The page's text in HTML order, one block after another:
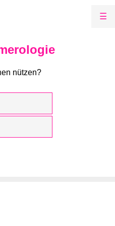
☰
nützen?